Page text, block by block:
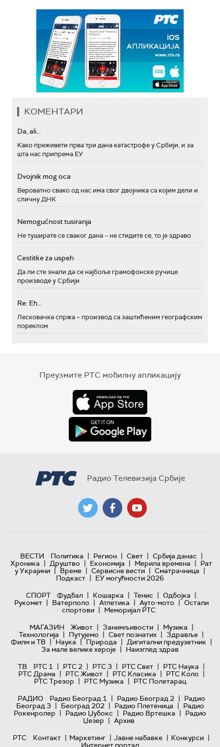
КОМЕНТАРИ
Da, ali...
Како преживети прва три дана катастрофе у Србији, и за
шта нас припрема ЕУ
Dvojnik mog oca
Вероватно свако од нас има свог двојника са којим дели и
сличну ДНК
Nemogućnost tusiranja
Не туширате се сваког дана – не стидите се, то је здраво
Cestitke za uspeh
Да ли сте знали да се најбоље грамофонске ручице
производе у Србији
Re: Eh...
Лесковачка спржа – производ са заштићеним географским
пореклом
Преузмите РТС мобилну апликацију
Радио Телевизија Србије
ВЕСТИ Политика | Регион | Свет | Србија данас |
Хроника | Друштво | Економија | Мерила времена | Рат
у Украјини | Време | Сервисне вести | Сматрачница |
Подкаст | ЕУ могућности 2026
СПОРТ
Фудбал | Кошарка | Тенис | Одбојка |
Рукомет | Ватерполо | Атлетика | Ауто-мото | Остали
спортови | Меморијал РТС
МАГАЗИН
Живот | Занимљивости | Музика |
Технологијa | Путујемо | Свет познатих | Здравље |
Филм и ТВ | Наука | Природа | Дигитални предузетник |
За мале велике хероје | Наизглед здрав
ТВ
РТС 1 | РТС 2 | РТС 3 | РТС Свет | РТС Наука |
РТС Драма | РТС Живот | РТС Класика | РТС Коло |
РТС Трезор | РТС Музика | РТС Полетарац
РАДИО
Радио Београд 1 | Радио Београд 2 | Радио
Београд 3 | Београд 202 | Радио Плетеница | Радио
Рокенролер | Радио Џубокс | Радио Вртешка | Радио
Џезер | Архив
РТС
Контакт | Маркетинг | Јавне набавке | Конкурси |
Интернет портал